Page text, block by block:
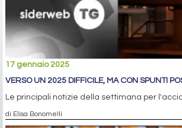
17 gennaio 2025
VERSO UN 2025 DIFFICILE, MA CON SPUNTI
Le principali notizie della settimana per
di Elisa Bonomelli